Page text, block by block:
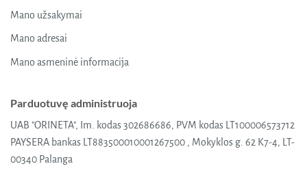
Mano užsakymai
Mano adresai
Mano asmeninė informacija
Parduotuvę administruoja
UAB "ORINETA", Im. kodas 302686686, PVM kodas LT100006573712
PAYSERA bankas LT883500010001267500 , Mokyklos g. 62 K7-4, LT-
00340 Palanga